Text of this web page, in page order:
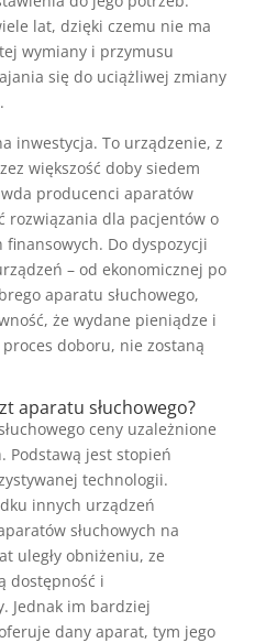
lat, dzięki czemu nie ma
wymiany i przymusu
się do uciążliwej zmiany
inwestycja. To urządzenie, z
większość doby siedem
producenci aparatów
rozwiązania dla pacjentów o
Do dyspozycji
– od ekonomicznej po
aparatu słuchowego,
że wydane pieniądze i
doboru, nie zostaną
aparatu słuchowego?
ceny uzależnione
Podstawą jest stopień
technologii.
innych urządzeń
słuchowych na
uległy obniżeniu, ze
dostępność i
Jednak im bardziej
dany aparat, tym jego